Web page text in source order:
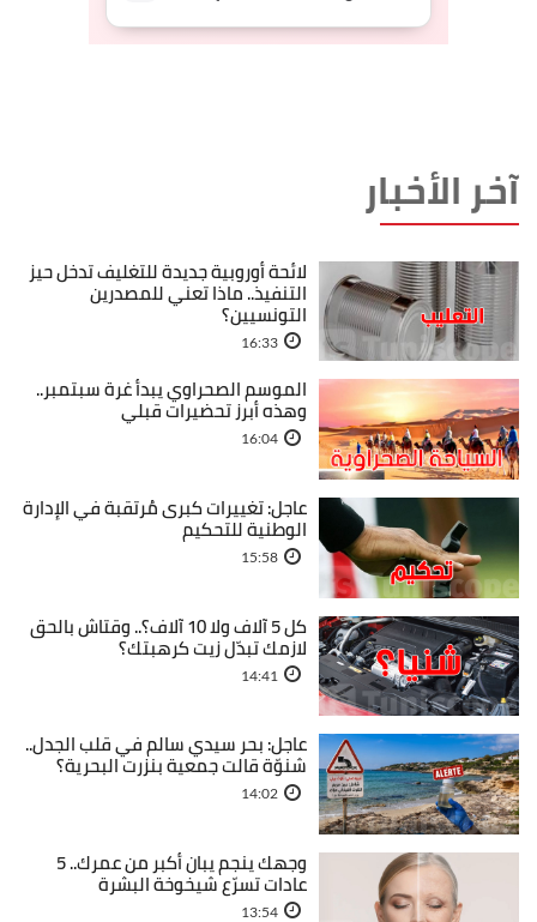
آخر الأخبار
لائحة أوروبية جديدة للتغليف تدخل حيز
التنفيذ.. ماذا تعني للمصدرين
التونسيين؟
16:33
الموسم الصحراوي يبدأ غرة سبتمبر..
وهذه أبرز تحضيرات قبلي
16:04
عاجل: تغييرات كبرى مُرتقبة في الإدارة
الوطنية للتحكيم
15:58
كل 5 آلاف ولا 10 آلاف؟.. وقتاش بالحق
لازمك تبدّل زيت كرهبتك؟
14:41
عاجل: بحر سيدي سالم في قلب الجدل..
شنوّة قالت جمعية بنزرت البحرية؟
14:02
وجهك ينجم يبان أكبر من عمرك.. 5
عادات تسرّع شيخوخة البشرة
13:54